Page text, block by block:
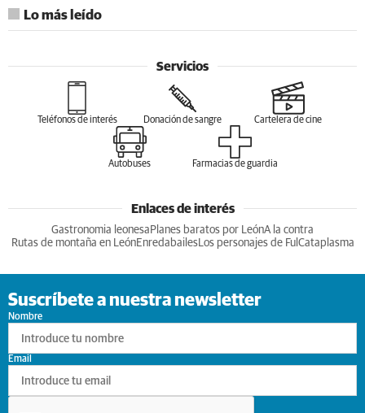
Lo más leído
Servicios
Teléfonos de interés Donación de sangre Cartelera de cine
Autobuses Farmacias de guardia
Enlaces de interés
Gastronomia leonesa Planes baratos por LeónA la contra
Rutas de montaña en LeónEnredabailesLos personajes de Ful Cataplasma
Suscríbete a nuestra newsletter
Nombre
Email